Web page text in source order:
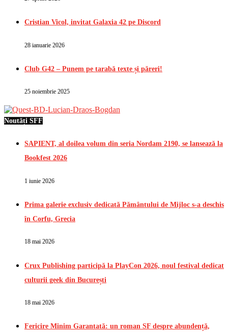
Cristian Vicol, invitat Galaxia 42 pe Discord
28 ianuarie 2026
Club G42 – Punem pe tarabă texte și păreri!
25 noiembrie 2025
Noutăți SFF
SAPIENT, al doilea volum din seria Nordam 2190, se lansează la
Bookfest 2026
1 iunie 2026
Prima galerie exclusiv dedicată Pământului de Mijloc s-a deschis
în Corfu, Grecia
18 mai 2026
Crux Publishing participă la PlayCon 2026, noul festival dedicat
culturii geek din București
18 mai 2026
Fericire Minim Garantată: un roman SF despre abundență,